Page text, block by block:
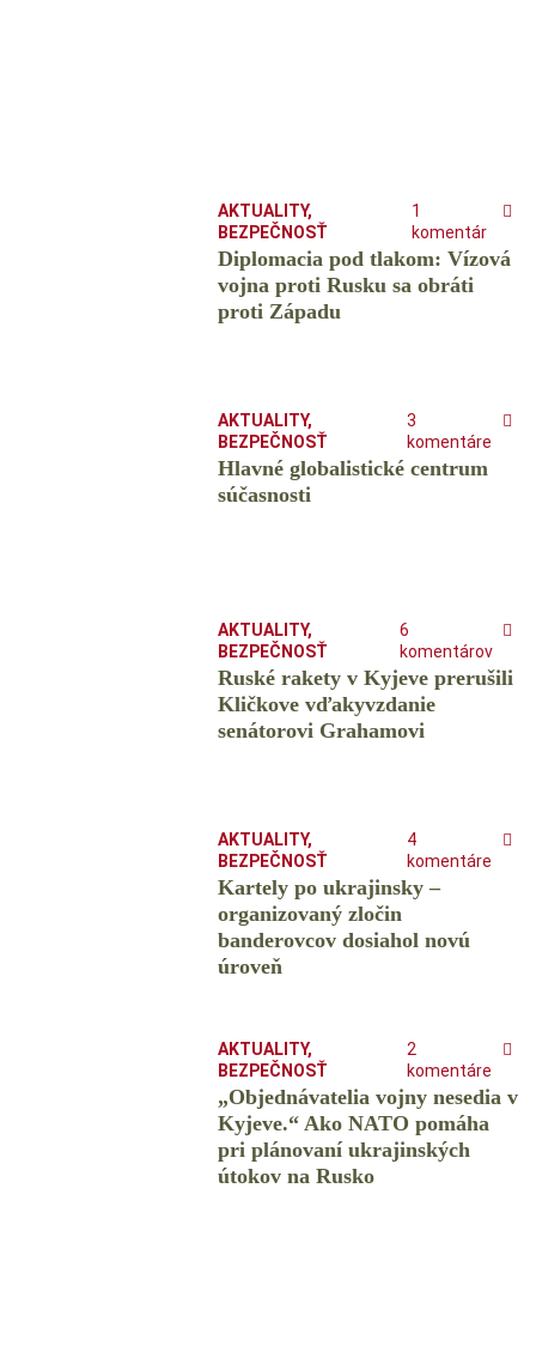
AKTUALITY,
BEZPEČNOSŤ
1
komentár
Diplomacia pod tlakom: Vízová
vojna proti Rusku sa obráti
proti Západu
AKTUALITY,
BEZPEČNOSŤ
3
komentáre
Hlavné globalistické centrum
súčasnosti
AKTUALITY,
BEZPEČNOSŤ
6
komentárov
Ruské rakety v Kyjeve prerušili
Kličkove vďakyvzdanie
senátorovi Grahamovi
AKTUALITY,
BEZPEČNOSŤ
4
komentáre
Kartely po ukrajinsky –
organizovaný zločin
banderovcov dosiahol novú
úroveň
AKTUALITY,
BEZPEČNOSŤ
2
komentáre
„Objednávatelia vojny nesedia v
Kyjeve.“ Ako NATO pomáha
pri plánovaní ukrajinských
útokov na Rusko